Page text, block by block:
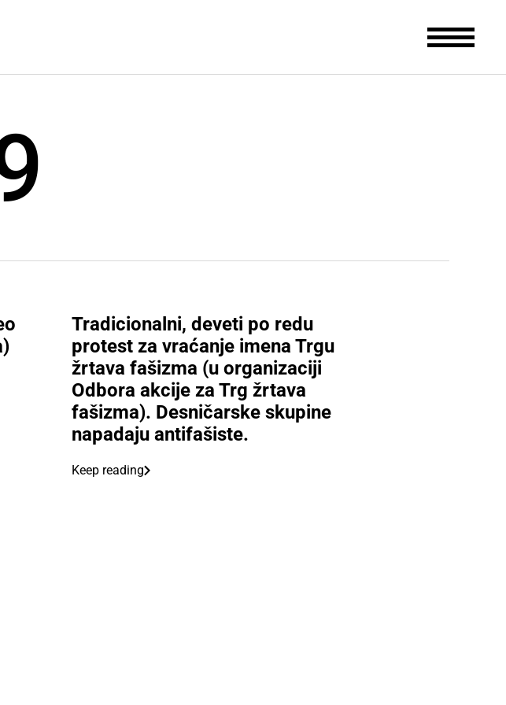
Tradicionalni, deveti po redu
protest za vraćanje imena Trgu
žrtava fašizma (u organizaciji
Odbora akcije za Trg žrtava
fašizma). Desničarske skupine
napadaju antifašiste.
Keep reading